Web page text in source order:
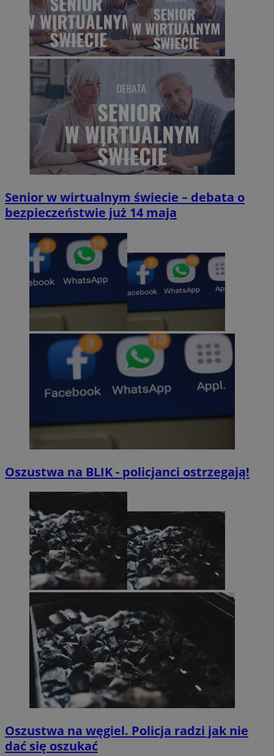
Senior w wirtualnym świecie – debata o
bezpieczeństwie już 14 maja
Oszustwa na BLIK - policjanci ostrzegają!
Oszustwa na węgiel. Policja radzi jak nie
dać się oszukać